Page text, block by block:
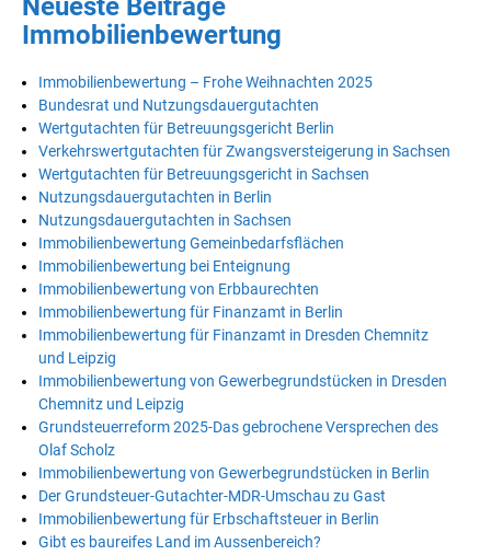
Neueste Beiträge
Immobilienbewertung
Immobilienbewertung – Frohe Weihnachten 2025
Bundesrat und Nutzungsdauergutachten
Wertgutachten für Betreuungsgericht Berlin
Verkehrswertgutachten für Zwangsversteigerung in Sachsen
Wertgutachten für Betreuungsgericht in Sachsen
Nutzungsdauergutachten in Berlin
Nutzungsdauergutachten in Sachsen
Immobilienbewertung Gemeinbedarfsflächen
Immobilienbewertung bei Enteignung
Immobilienbewertung von Erbbaurechten
Immobilienbewertung für Finanzamt in Berlin
Immobilienbewertung für Finanzamt in Dresden Chemnitz
und Leipzig
Immobilienbewertung von Gewerbegrundstücken in Dresden
Chemnitz und Leipzig
Grundsteuerreform 2025-Das gebrochene Versprechen des
Olaf Scholz
Immobilienbewertung von Gewerbegrundstücken in Berlin
Der Grundsteuer-Gutachter-MDR-Umschau zu Gast
Immobilienbewertung für Erbschaftsteuer in Berlin
Gibt es baureifes Land im Aussenbereich?